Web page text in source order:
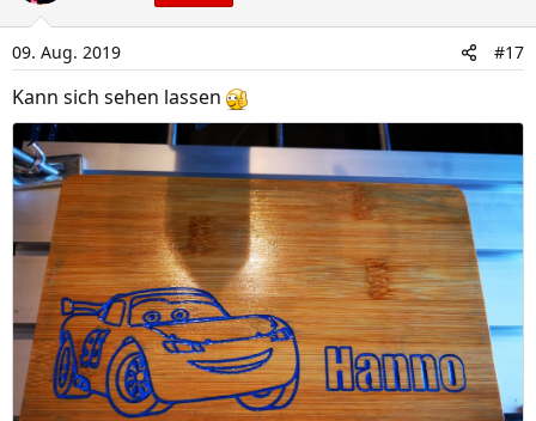
t
i
o
n
n
:
09. Aug. 2019 #17
Kann sich sehen lassen